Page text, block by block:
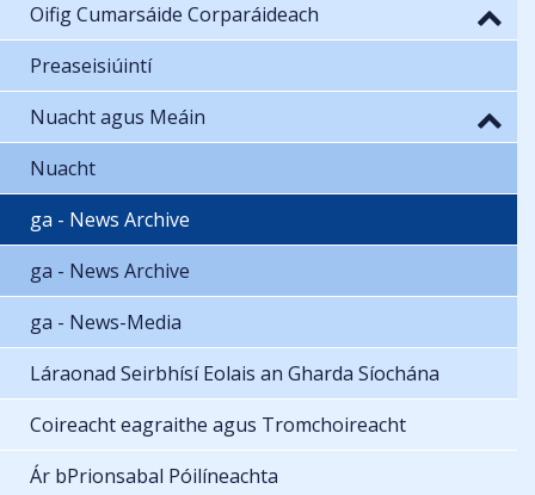
Oifig Cumarsáide Corparáideach
Preaseisiúintí
Nuacht agus Meáin
Nuacht
ga - News Archive
ga - News Archive
ga - News-Media
Láraonad Seirbhísí Eolais an Gharda Síochána
Coireacht eagraithe agus Tromchoireacht
Ár bPrionsabal Póilíneachta